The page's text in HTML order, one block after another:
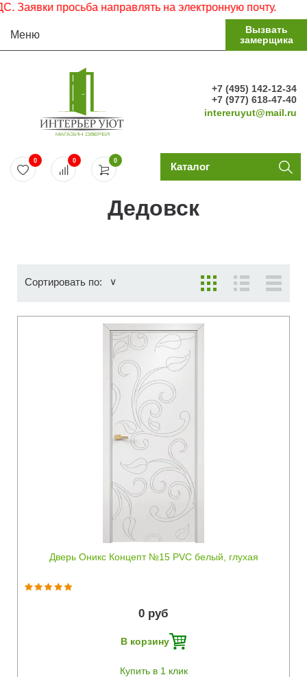
направлять на электронную почту.
Меню
Вызвать
замерщика
+7 (495) 142-12-34
+7 (977) 618-47-40
intereruyut@mail.ru
0
0 0 Каталог
Дедовск
Сортировать по:
Дверь Оникс Концепт №15 PVC белый, глухая
Быстрый просмотр
0 руб
В корзину
Купить в 1 клик